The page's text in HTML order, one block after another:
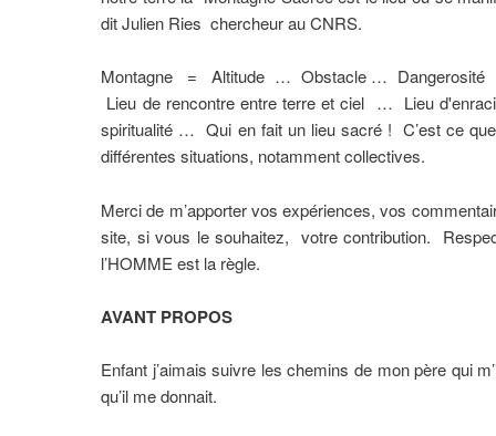
dit Julien Ries chercheur au CNRS.
Montagne = Altitude … Obstacle …
Lieu de rencontre entre terre et ciel … Lieu
spiritualité … Qui en fait un lieu sacré ! C’est ce
différentes situations, notamment collectives.
Merci de m’apporter vos expériences, vos
site, si vous le souhaitez, votre contribution.
l’HOMME est la règle.
AVANT PROPOS
Enfant j’aimais suivre les chemins de mon père qui
qu’il me donnait.